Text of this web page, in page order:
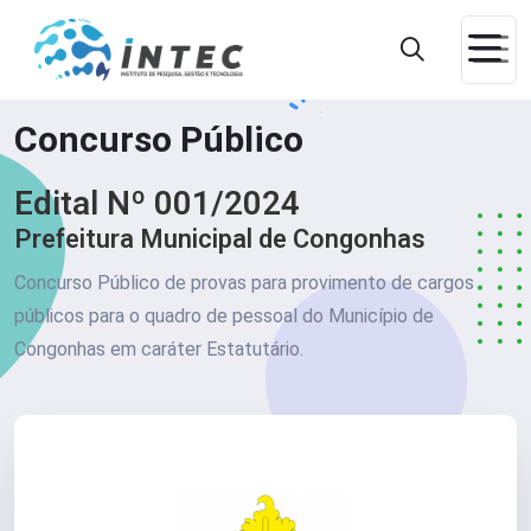
Concurso Público
Edital Nº 001/2024
Prefeitura Municipal de Congonhas
Concurso Público de provas para provimento de cargos
públicos para o quadro de pessoal do Município de
Congonhas em caráter Estatutário.